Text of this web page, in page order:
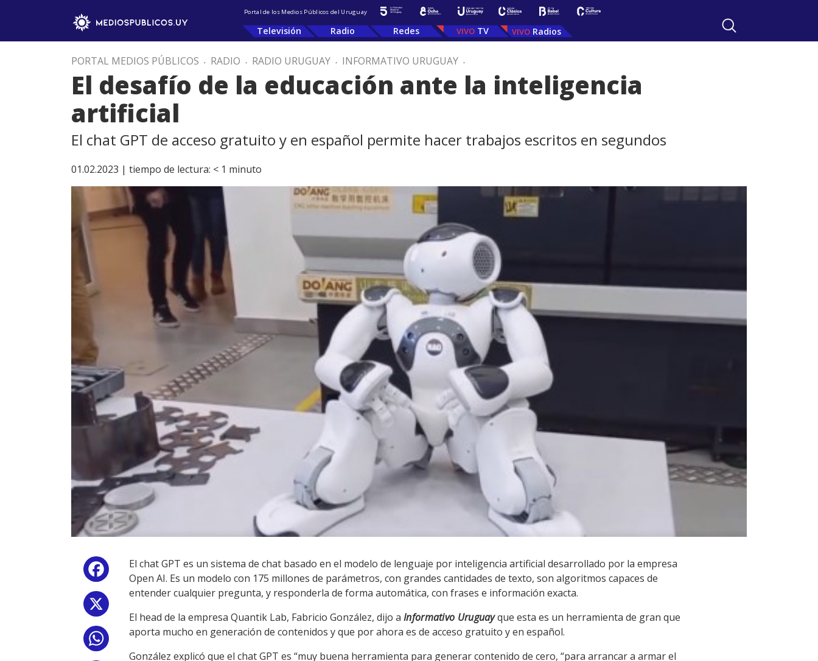
Portal de los Medios Públicos del Uruguay
Televisión Radio Redes TV Radios
PORTAL MEDIOS PÚBLICOS . RADIO . RADIO URUGUAY . INFORMATIVO URUGUAY .
El desafío de la educación ante la inteligencia
artificial
El chat GPT de acceso gratuito y en español permite hacer trabajos escritos en segundos
01.02.2023 | tiempo de lectura: < 1 minuto
Facebook
WhatsApp
El chat GPT es un sistema de chat basado en el modelo de lenguaje por inteligencia artificial desarrollado por la empresa
Open AI. Es un modelo con 175 millones de parámetros, con grandes cantidades de texto, son algoritmos capaces de
entender cualquier pregunta, y responderla de forma automática, con frases e información exacta.
El head de la empresa Quantik Lab, Fabricio González, dijo a Informativo Uruguayque esta es un herramienta de gran que
aporta mucho en generación de contenidos y que por ahora es de acceso gratuito y en español.
González explicó que el chat GPT es “muy buena herramienta para generar contenido de cero, “para arrancar a armar el